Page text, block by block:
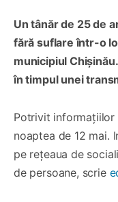
Un tânăr de 25 de
fără suflare într-o
municipiul
în timpul unei
Potrivit informațiilor
noaptea de 12 mai.
pe rețeaua de
de persoane, scrie